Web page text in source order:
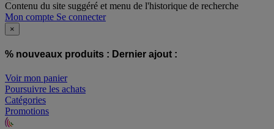
Contenu du site suggéré et menu de l'historique de recherche
Mon compte Se connecter
×
% nouveaux produits : Dernier ajout :
Voir mon panier
Poursuivre les achats
Catégories
Promotions